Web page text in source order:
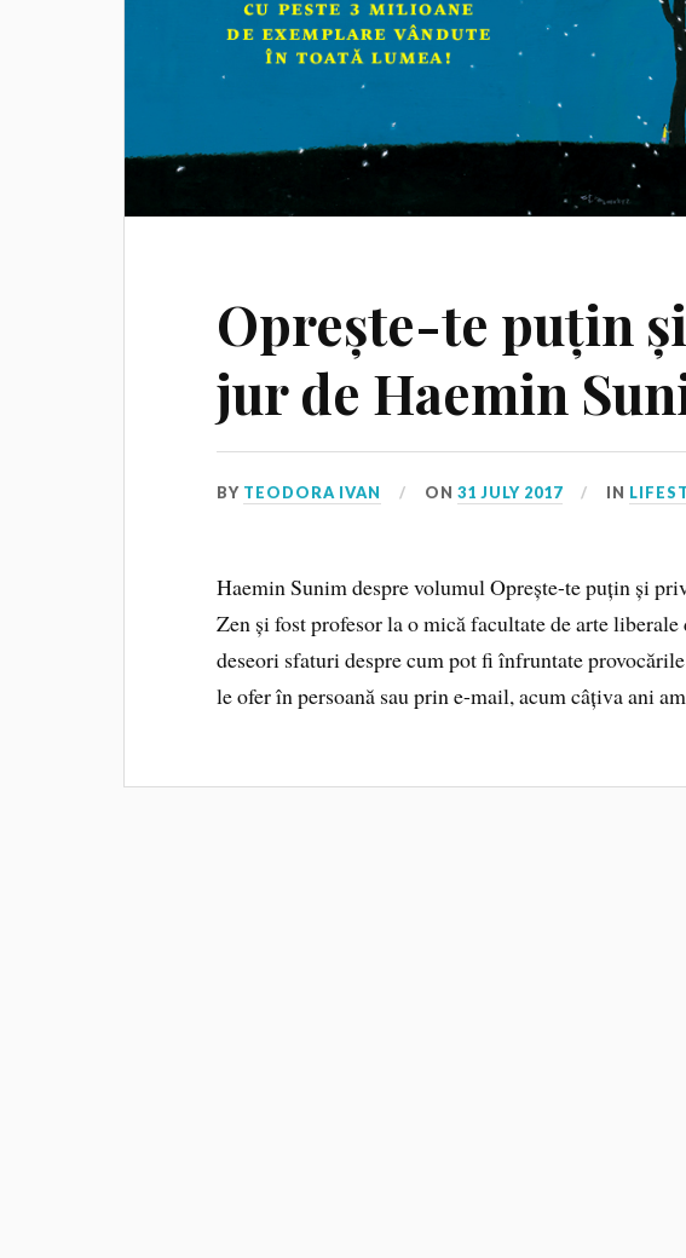
Oprește-te puțin
jur de Haemin
BY TEODORA IVAN ON31 JULY 2017 IN
Haemin Sunim despre volumul Oprește-te puțin și
Zen și fost profesor la o mică facultate de arte
deseori sfaturi despre cum pot fi înfruntate
le ofer în persoană sau prin e-mail, acum câțiva ani